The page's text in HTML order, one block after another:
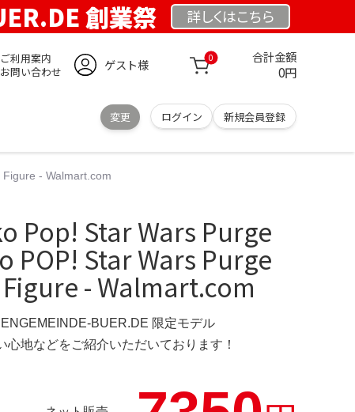
創業祭 詳しくはこちら
ご利用案内
お問い合わせ
ゲスト様 0 合計金額
0円
変更 ログイン 新規会員登録
- Walmart.com
Pop! Star Wars Purge
POP! Star Wars Purge
- Walmart.com
BUER.DE 限定モデル
心地などをご紹介いただいております！